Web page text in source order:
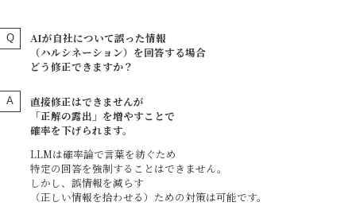
AIが自社について誤った情報
（ハルシネーション）を回答する場合
どう修正できますか？
直接修正はできませんが
「正解の露出」を増やすことで
確率を下げられます。
LLMは確率論で言葉を紡ぐため
特定の回答を強制することはできません。
しかし、誤情報を減らす
（正しい情報を拾わせる）ための対策は可能です。